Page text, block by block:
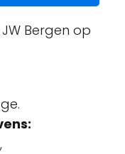
Bergen op